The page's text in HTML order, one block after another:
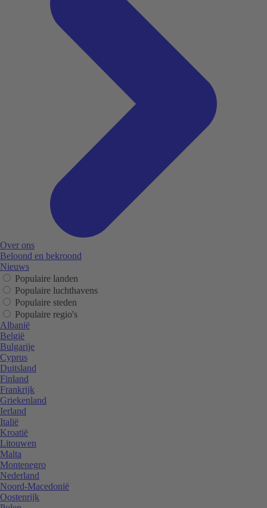
Over ons
Beloond en bekroond
Nieuws
Populaire landen
Populaire luchthavens
Populaire steden
Populaire regio's
Albanië
België
Bulgarije
Cyprus
Duitsland
Finland
Frankrijk
Griekenland
Ierland
Italië
Kroatië
Litouwen
Malta
Montenegro
Nederland
Noord-Macedonië
Oostenrijk